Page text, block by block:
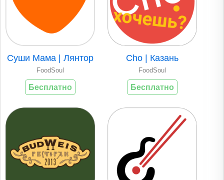
Суши Мама | Лянтор
FoodSoul
Бесплатно
Cho | Казань
FoodSoul
Бесплатно